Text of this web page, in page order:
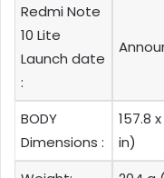
Redmi Note
10 Lite
Launch date
:
BODY
Dimensions :
157.8
in)